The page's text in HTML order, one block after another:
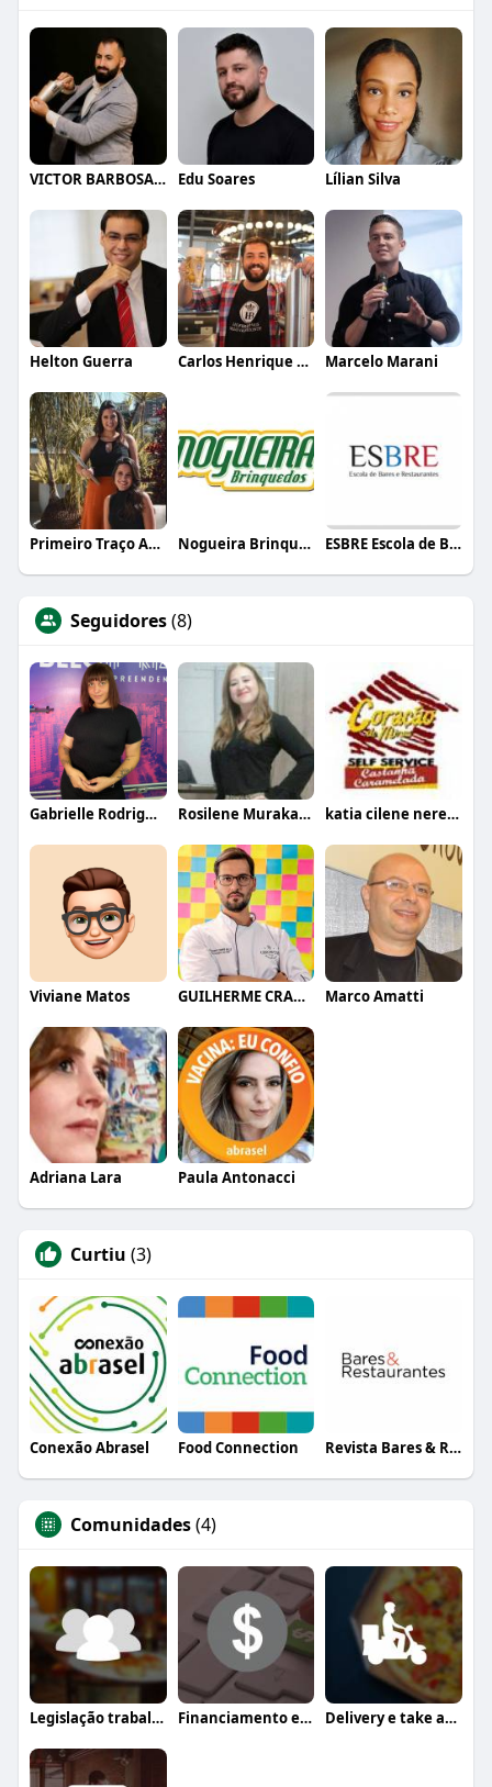
VICTOR BARBOSA QUARANTA Edu Soares Lílian Silva
Helton Guerra Carlos Henrique de Faria Vasconcelos Marcelo Marani
Primeiro Traço Arquitetura Nogueira Brinquedos ESBRE Escola de Bares e Restaurantes
Seguidores(8)
Gabrielle Rodrigues Rosilene Murakami katia cilene neres da silva
Viviane Matos GUILHERME CRAMER BALLE Marco Amatti
Adriana Lara Paula Antonacci
Curtiu (3)
Conexão Abrasel Food Connection Revista Bares & Restaurantes
Comunidades(4)
Legislação trabalhista Financiamento e crédito Delivery e take away